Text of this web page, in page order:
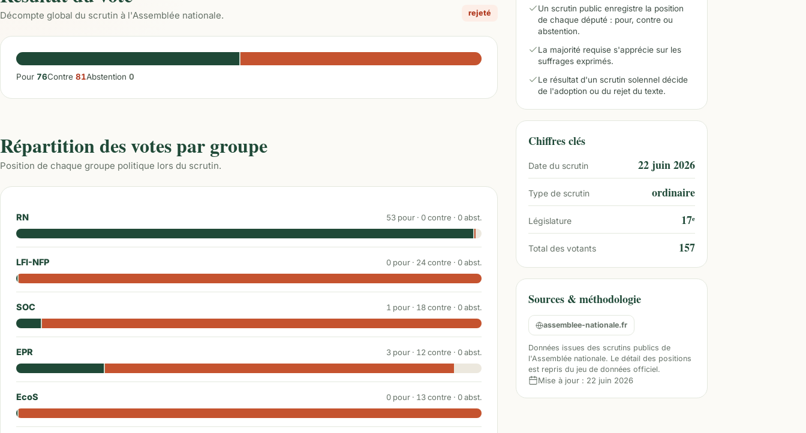
Décompte global du scrutin à l'Assemblée nationale. rejeté
Pour 76Contre 81Abstention 0
Répartition des votes par groupe
Position de chaque groupe politique lors du scrutin.
RN 53 pour · 0contre · 0abst.
LFI-NFP 0 pour · 24contre · 0abst.
SOC 1 pour · 18contre · 0abst.
EPR 3 pour · 12 contre · 0abst.
EcoS 0 pour · 13contre · 0abst.
Un scrutin public enregistre la position
de chaque député : pour, contre ou
abstention.
La majorité requise s'apprécie sur les
suffrages exprimés.
Le résultat d'un scrutin solennel décide
de l'adoption ou du rejet du texte.
Chiffres clés
Date du scrutin 22 juin 2026
Type de scrutin ordinaire
Législature 17ᵉ
Total des votants 157
Sources & méthodologie
assemblee-nationale.fr
Données issues des scrutins publics de
l'Assemblée nationale. Le détail des positions
est repris du jeu de données officiel.
Mise à jour : 22 juin 2026